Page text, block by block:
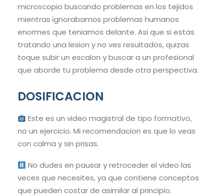
microscopio buscando problemas en los tejidos
mientras ignorabamos problemas humanos
enormes que teniamos delante. Asi que si estas
tratando una lesion y no ves resultados, quizas
toque subir un escalon y buscar a un profesional
que aborde tu problema desde otra perspectiva.
DOSIFICACION
Este es un video magistral de tipo formativo,
no un ejercicio. Mi recomendacion es que lo veas
con calma y sin prisas.
No dudes en pausar y retroceder el video las
veces que necesites, ya que contiene conceptos
que pueden costar de asimilar al principio.